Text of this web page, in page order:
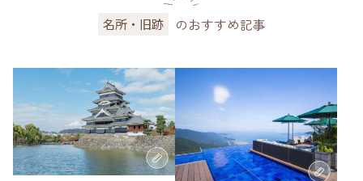
名所・旧跡 のおすすめ記事